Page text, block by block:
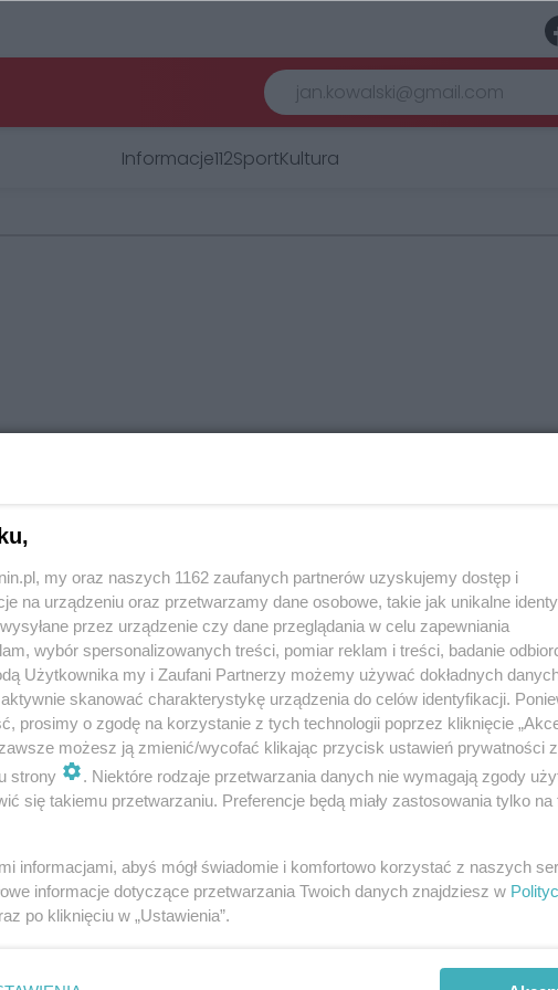
Informacje112SportKultura
my oraz naszych 1162 zaufanych partnerów uzyskujemy dostęp i
na urządzeniu oraz przetwarzamy dane osobowe, takie jak unikalne
przez urządzenie czy dane przeglądania w celu zapewniania
wybór spersonalizowanych treści, pomiar reklam i treści, badanie
Użytkownika my i Zaufani Partnerzy możemy używać dokładnych
skanować charakterystykę urządzenia do celów identyfikacji.
prosimy o zgodę na korzystanie z tych technologii poprzez kliknięcie
możesz ją zmienić/wycofać klikając przycisk ustawień prywatności
strony
. Niektóre rodzaje przetwarzania danych nie wymagają zgody
się takiemu przetwarzaniu. Preferencje będą miały zastosowania tylko na
informacjami, abyś mógł świadomie i komfortowo korzystać z naszych
informacje dotyczące przetwarzania Twoich danych znajdziesz w
po kliknięciu w „Ustawienia”.